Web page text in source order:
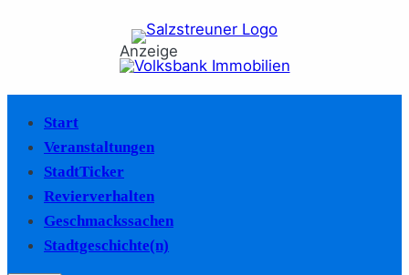
Anzeige
Start
Veranstaltungen
StadtTicker
Revierverhalten
Geschmackssachen
Stadtgeschichte(n)